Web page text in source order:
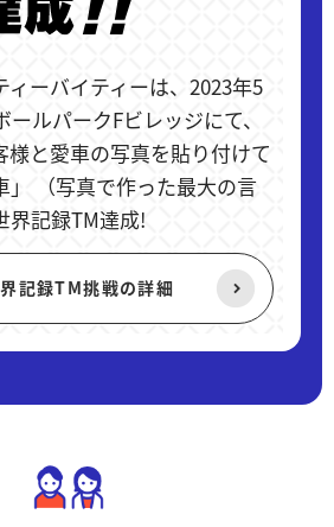
ィーバイティーは、2023年5
ルパークFビレッジにて、
様と愛車の写真を貼り付けて
」 （写真で作った最大の言
界記録TM達成!
記録TM挑戦の詳細